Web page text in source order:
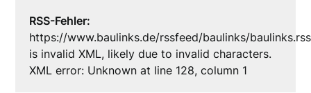
RSS-Fehler:
https://www.baulinks.de/rssfeed/baulinks/baulinks.rss
is invalid XML, likely due to invalid characters.
XML error: Unknown at line 128, column 1